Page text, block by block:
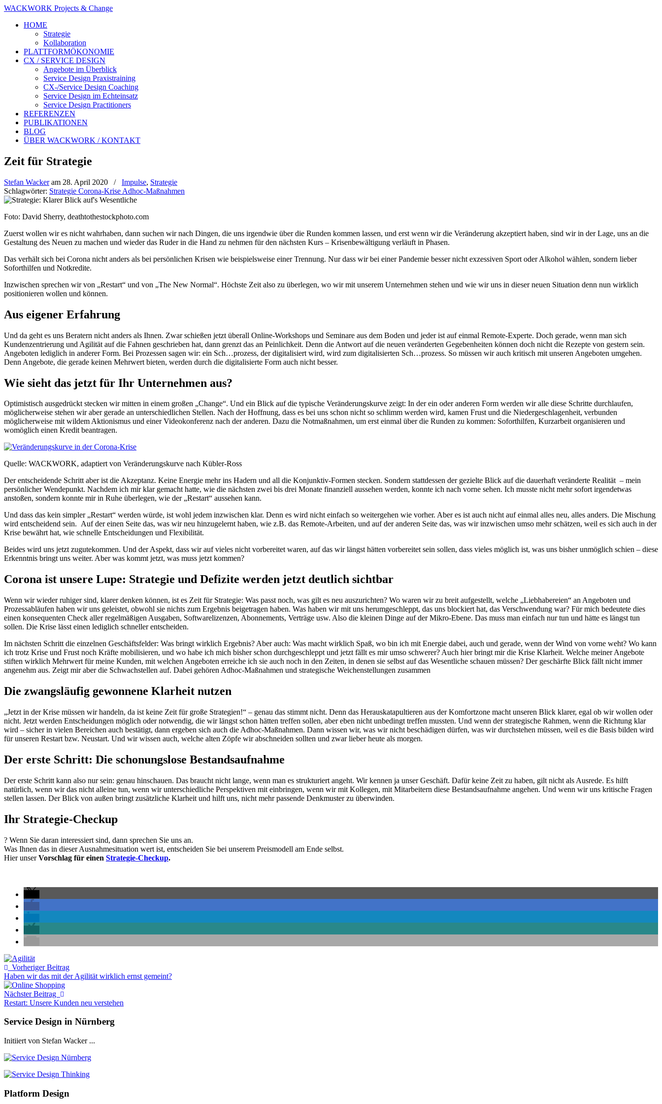
WACKWORK Projects & Change
HOME
Strategie
Kollaboration
PLATTFORMÖKONOMIE
CX / SERVICE DESIGN
Angebote im Überblick
Service Design Praxistraining
CX-/Service Design Coaching
Service Design im Echteinsatz
Service Design Practitioners
REFERENZEN
PUBLIKATIONEN
BLOG
ÜBER WACKWORK / KONTAKT
Zeit für Strategie
Stefan Wackeram 28. April 2020 / Impulse, Strategie
Schlagwörter: Strategie Corona-Krise Adhoc-Maßnahmen
Foto: David Sherry, deathtothestockphoto.com
Zuerst wollen wir es nicht wahrhaben, dann suchen wir nach Dingen, die uns irgendwie über die Runden kommen lassen, und erst wenn wir die Veränderung akzeptiert haben, sind wir in der Lage, uns an die
Gestaltung des Neuen zu machen und wieder das Ruder in die Hand zu nehmen für den nächsten Kurs – Krisenbewältigung verläuft in Phasen.
Das verhält sich bei Corona nicht anders als bei persönlichen Krisen wie beispielsweise einer Trennung. Nur dass wir bei einer Pandemie besser nicht exzessiven Sport oder Alkohol wählen, sondern lieber
Soforthilfen und Notkredite.
Inzwischen sprechen wir von „Restart“ und von „The New Normal“. Höchste Zeit also zu überlegen, wo wir mit unserem Unternehmen stehen und wie wir uns in dieser neuen Situation denn nun wirklich
positionieren wollen und können.
Aus eigener Erfahrung
Und da geht es uns Beratern nicht anders als Ihnen. Zwar schießen jetzt überall Online-Workshops und Seminare aus dem Boden und jeder ist auf einmal Remote-Experte. Doch gerade, wenn man sich
Kundenzentrierung und Agilität auf die Fahnen geschrieben hat, dann grenzt das an Peinlichkeit. Denn die Antwort auf die neuen veränderten Gegebenheiten können doch nicht die Rezepte von gestern sein.
Angeboten lediglich in anderer Form. Bei Prozessen sagen wir: ein Sch…prozess, der digitalisiert wird, wird zum digitalisierten Sch…prozess. So müssen wir auch kritisch mit unseren Angeboten umgehen.
Denn Angebote, die gerade keinen Mehrwert bieten, werden durch die digitalisierte Form auch nicht besser.
Wie sieht das jetzt für Ihr Unternehmen aus?
Optimistisch ausgedrückt stecken wir mitten in einem großen „Change“. Und ein Blick auf die typische Veränderungskurve zeigt: In der ein oder anderen Form werden wir alle diese Schritte durchlaufen,
möglicherweise stehen wir aber gerade an unterschiedlichen Stellen. Nach der Hoffnung, dass es bei uns schon nicht so schlimm werden wird, kamen Frust und die Niedergeschlagenheit, verbunden
möglicherweise mit wildem Aktionismus und einer Videokonferenz nach der anderen. Dazu die Notmaßnahmen, um erst einmal über die Runden zu kommen: Soforthilfen, Kurzarbeit organisieren und
womöglich einen Kredit beantragen.
Quelle: WACKWORK, adaptiert von Veränderungskurve nach Kübler-Ross
Der entscheidende Schritt aber ist die Akzeptanz. Keine Energie mehr ins Hadern und all die Konjunktiv-Formen stecken. Sondern stattdessen der gezielte Blick auf die dauerhaft veränderte Realität – mein
persönlicher Wendepunkt. Nachdem ich mir klar gemacht hatte, wie die nächsten zwei bis drei Monate finanziell aussehen werden, konnte ich nach vorne sehen. Ich musste nicht mehr sofort irgendetwas
anstoßen, sondern konnte mir in Ruhe überlegen, wie der „Restart“ aussehen kann.
Und dass das kein simpler „Restart“ werden würde, ist wohl jedem inzwischen klar. Denn es wird nicht einfach so weitergehen wie vorher. Aber es ist auch nicht auf einmal alles neu, alles anders. Die Mischung
wird entscheidend sein. Auf der einen Seite das, was wir neu hinzugelernt haben, wie z.B. das Remote-Arbeiten, und auf der anderen Seite das, was wir inzwischen umso mehr schätzen, weil es sich auch in der
Krise bewährt hat, wie schnelle Entscheidungen und Flexibilität.
Beides wird uns jetzt zugutekommen. Und der Aspekt, dass wir auf vieles nicht vorbereitet waren, auf das wir längst hätten vorbereitet sein sollen, dass vieles möglich ist, was uns bisher unmöglich schien – diese
Erkenntnis bringt uns weiter. Aber was kommt jetzt, was muss jetzt kommen?
Corona ist unsere Lupe: Strategie und Defizite werden jetzt deutlich sichtbar
Wenn wir wieder ruhiger sind, klarer denken können, ist es Zeit für Strategie: Was passt noch, was gilt es neu auszurichten? Wo waren wir zu breit aufgestellt, welche „Liebhabereien“ an Angeboten und
Prozessabläufen haben wir uns geleistet, obwohl sie nichts zum Ergebnis beigetragen haben. Was haben wir mit uns herumgeschleppt, das uns blockiert hat, das Verschwendung war? Für mich bedeutete dies
einen konsequenten Check aller regelmäßigen Ausgaben, Softwarelizenzen, Abonnements, Verträge usw. Also die kleinen Dinge auf der Mikro-Ebene. Das muss man einfach nur tun und hätte es längst tun
sollen. Die Krise lässt einen lediglich schneller entscheiden.
Im nächsten Schritt die einzelnen Geschäftsfelder: Was bringt wirklich Ergebnis? Aber auch: Was macht wirklich Spaß, wo bin ich mit Energie dabei, auch und gerade, wenn der Wind von vorne weht? Wo kann
ich trotz Krise und Frust noch Kräfte mobilisieren, und wo habe ich mich bisher schon durchgeschleppt und jetzt fällt es mir umso schwerer? Auch hier bringt mir die Krise Klarheit. Welche meiner Angebote
stiften wirklich Mehrwert für meine Kunden, mit welchen Angeboten erreiche ich sie auch noch in den Zeiten, in denen sie selbst auf das Wesentliche schauen müssen? Der geschärfte Blick fällt nicht immer
angenehm aus. Zeigt mir aber die Schwachstellen auf. Dabei gehören Adhoc-Maßnahmen und strategische Weichenstellungen zusammen
Die zwangsläufig gewonnene Klarheit nutzen
„Jetzt in der Krise müssen wir handeln, da ist keine Zeit für große Strategien!“ – genau das stimmt nicht. Denn das Herauskatapultieren aus der Komfortzone macht unseren Blick klarer, egal ob wir wollen oder
nicht. Jetzt werden Entscheidungen möglich oder notwendig, die wir längst schon hätten treffen sollen, aber eben nicht unbedingt treffen mussten. Und wenn der strategische Rahmen, wenn die Richtung klar
wird – sicher in vielen Bereichen auch bestätigt, dann ergeben sich auch die Adhoc-Maßnahmen. Dann wissen wir, was wir nicht beschädigen dürfen, was wir durchstehen müssen, weil es die Basis bilden wird
für unseren Restart bzw. Neustart. Und wir wissen auch, welche alten Zöpfe wir abschneiden sollten und zwar lieber heute als morgen.
Der erste Schritt: Die schonungslose Bestandsaufnahme
Der erste Schritt kann also nur sein: genau hinschauen. Das braucht nicht lange, wenn man es strukturiert angeht. Wir kennen ja unser Geschäft. Dafür keine Zeit zu haben, gilt nicht als Ausrede. Es hilft
natürlich, wenn wir das nicht alleine tun, wenn wir unterschiedliche Perspektiven mit einbringen, wenn wir mit Kollegen, mit Mitarbeitern diese Bestandsaufnahme angehen. Und wenn wir uns kritische Fragen
stellen lassen. Der Blick von außen bringt zusätzliche Klarheit und hilft uns, nicht mehr passende Denkmuster zu überwinden.
Ihr Strategie-Checkup
? Wenn Sie daran interessiert sind, dann sprechen Sie uns an.
Was Ihnen das in dieser Ausnahmesituation wert ist, entscheiden Sie bei unserem Preismodell am Ende selbst.
Hier unserVorschlag für einen Strategie-Checkup.
Vorheriger Beitrag
Haben wir das mit der Agilität wirklich ernst gemeint?
Nächster Beitrag
Restart: Unsere Kunden neu verstehen
Service Design in Nürnberg
Initiiert von Stefan Wacker ...
Platform Design